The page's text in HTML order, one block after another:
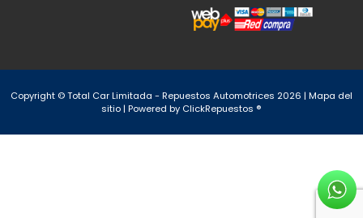
Copyright © Total Car Limitada - Repuestos Automotrices 2026 | Mapa del
sitio| Powered by ClickRepuestos ®